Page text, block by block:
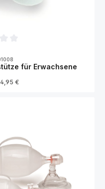
für Erwachsene
Preis:
€